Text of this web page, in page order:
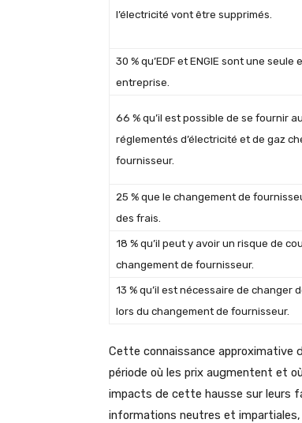
l’électricité vont être supprimés.
30 % qu’EDF et ENGIE sont une seule
entreprise.
66 % qu’il est possible de se fournir
réglementés d’électricité et de gaz
fournisseur.
25 % que le changement de
des frais.
18 % qu’il peut y avoir un risque de
changement de fournisseur.
13 % qu’il est nécessaire de changer
lors du changement de fournisseur.
Cette connaissance approximative
période où les prix augmentent et
impacts de cette hausse sur leurs
informations neutres et